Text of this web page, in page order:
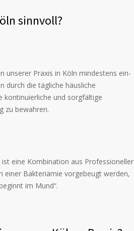
sinnvoll?
unserer Praxis in Köln mindestens ein-
durch die tägliche häusliche
kontinuierliche und sorgfältige
zu bewahren.
eine Kombination aus Professioneller
einer Bakteriämie vorgebeugt werden,
im Mund“.